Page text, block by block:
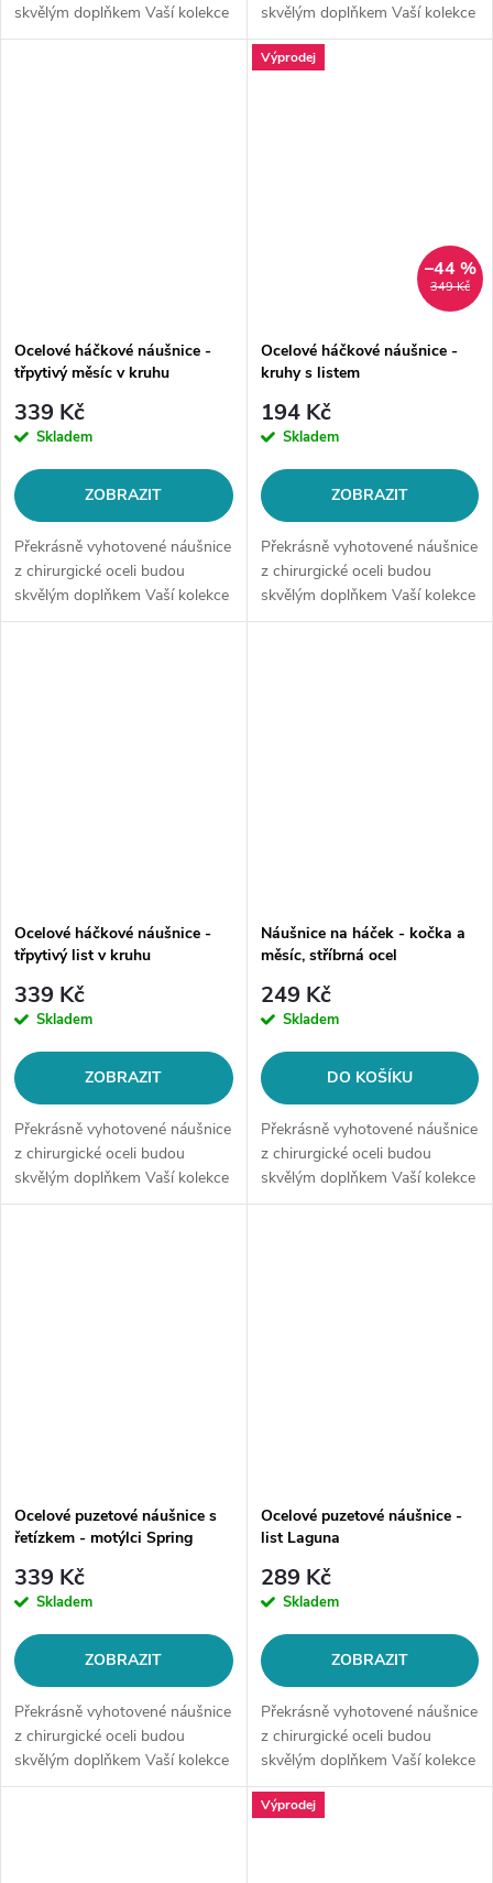
skvělým doplňkem Vaší kolekce
šperků. Materiál: chirurgická
skvělým doplňkem Vaší kolekce
šperků. Materiál: chirurgická
ocel 316LTyp náušnic:
Ocelové háčkové náušnice -
třpytivý měsíc v kruhu
339 Kč
Skladem
ZOBRAZIT
Překrásně vyhotovené náušnice
z chirurgické oceli budou
skvělým doplňkem Vaší kolekce
šperků. Materiál: chirurgická
Výprodej
349 Kč
–44 %
Ocelové háčkové náušnice -
kruhy s listem
194 Kč
Skladem
ZOBRAZIT
Překrásně vyhotovené náušnice
z chirurgické oceli budou
skvělým doplňkem Vaší kolekce
šperků. Materiál: chirurgická
Ocelové háčkové náušnice -
třpytivý list v kruhu
339 Kč
Skladem
ZOBRAZIT
Překrásně vyhotovené náušnice
z chirurgické oceli budou
skvělým doplňkem Vaší kolekce
šperků. Materiál: chirurgická
Náušnice na háček - kočka a
měsíc, stříbrná ocel
249 Kč
Skladem
DO KOŠÍKU
Překrásně vyhotovené náušnice
z chirurgické oceli budou
skvělým doplňkem Vaší kolekce
šperků. Materiál: chirurgická
Ocelové puzetové náušnice s
řetízkem - motýlci Spring
339 Kč
Skladem
ZOBRAZIT
Překrásně vyhotovené náušnice
z chirurgické oceli budou
skvělým doplňkem Vaší kolekce
šperků. Materiál: chirurgická
Ocelové puzetové náušnice -
list Laguna
289 Kč
Skladem
ZOBRAZIT
Překrásně vyhotovené náušnice
z chirurgické oceli budou
skvělým doplňkem Vaší kolekce
šperků. Materiál: chirurgická
ocel 316LZapínání: na
Výprodej